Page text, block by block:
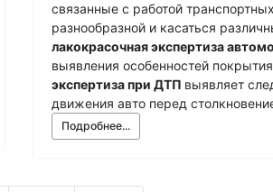
связанные с работой
разнообразной и касаться
лакокрасочная экспертиза
выявления особенностей
экспертиза при ДТП выявляет
движения авто перед
Подробнее...